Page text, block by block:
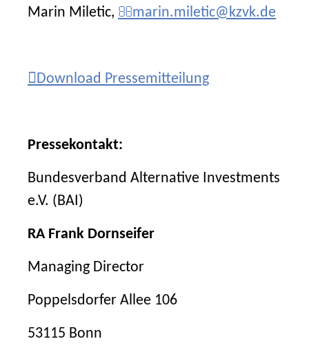
Marin Miletic, marin.miletic@kzvk.de
Download Pressemitteilung
Pressekontakt:
Bundesverband Alternative Investments
e.V. (BAI)
RA Frank Dornseifer
Managing Director
Poppelsdorfer Allee 106
53115 Bonn